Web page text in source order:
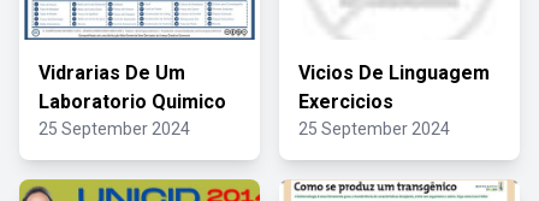
Vidrarias De Um
Laboratorio Quimico
25 September 2024
Vicios De Linguagem
Exercicios
25 September 2024